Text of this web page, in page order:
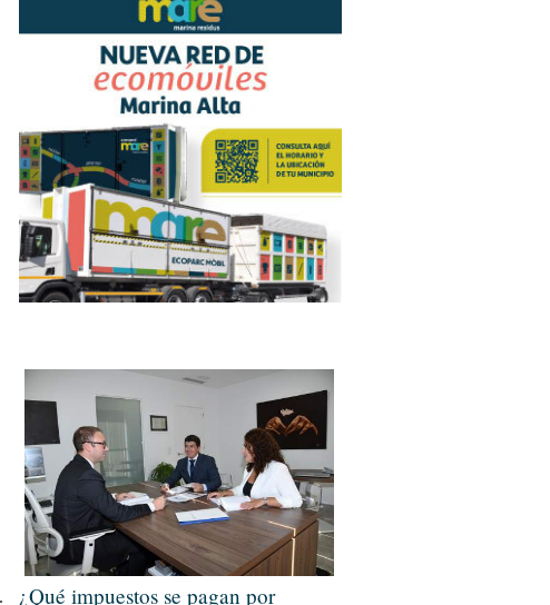
¿Qué impuestos se pagan por